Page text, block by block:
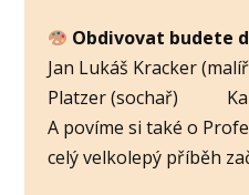
Obdivovat budete
Jan Lukáš Kracker
Platzer (sochař)
A povíme si také o
celý velkolepý příběh